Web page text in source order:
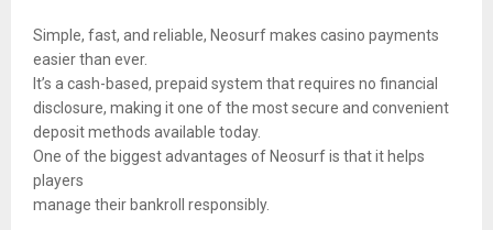
Simple, fast, and reliable, Neosurf makes casino payments
easier than ever.
It’s a cash-based, prepaid system that requires no financial
disclosure, making it one of the most secure and convenient
deposit methods available today.
One of the biggest advantages of Neosurf is that it helps
players
manage their bankroll responsibly.